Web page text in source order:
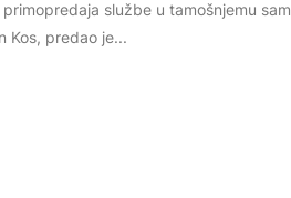
službe u tamošnjemu
Kos, predao je...